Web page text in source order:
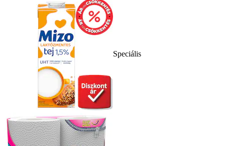
Speciális